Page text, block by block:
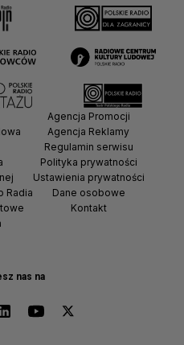
nas na
Radia
Agencja Promocji
Agencja Reklamy
Regulamin serwisu
Polityka prywatności
Ustawienia prywatności
Dane osobowe
Kontakt